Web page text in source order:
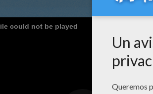
could not be played